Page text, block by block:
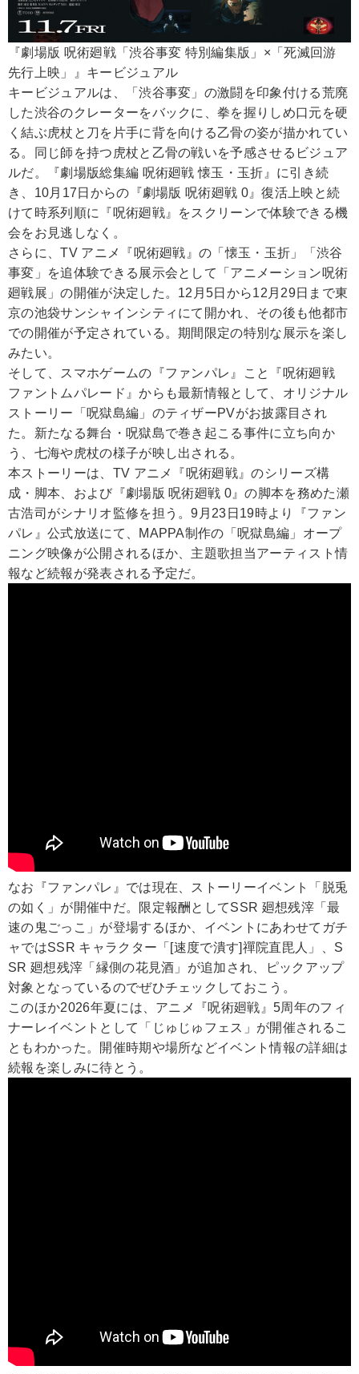
『劇場版 呪術廻戦「渋谷事変 特別編集版」×「死滅回游
先行上映」』キービジュアル
キービジュアルは、「渋谷事変」の激闘を印象付ける荒廃
した渋谷のクレーターをバックに、拳を握りしめ口元を硬
く結ぶ虎杖と刀を片手に背を向ける乙骨の姿が描かれてい
る。同じ師を持つ虎杖と乙骨の戦いを予感させるビジュア
ルだ。『劇場版総集編 呪術廻戦 懐玉・玉折』に引き続
き、10月17日からの『劇場版 呪術廻戦 0』復活上映と続
けて時系列順に『呪術廻戦』をスクリーンで体験できる機
会をお見逃しなく。
さらに、TV アニメ『呪術廻戦』の「懐玉・玉折」「渋谷
事変」を追体験できる展示会として「アニメーション呪術
廻戦展」の開催が決定した。12月5日から12月29日まで東
京の池袋サンシャインシティにて開かれ、その後も他都市
での開催が予定されている。期間限定の特別な展示を楽し
みたい。
そして、スマホゲームの『ファンパレ』こと『呪術廻戦
ファントムパレード』からも最新情報として、オリジナル
ストーリー「呪獄島編」のティザーPVがお披露目され
た。新たなる舞台・呪獄島で巻き起こる事件に立ち向か
う、七海や虎杖の様子が映し出される。
本ストーリーは、TV アニメ『呪術廻戦』のシリーズ構
成・脚本、および『劇場版 呪術廻戦 0』の脚本を務めた瀬
古浩司がシナリオ監修を担う。9月23日19時より『ファン
パレ』公式放送にて、MAPPA制作の「呪獄島編」オープ
ニング映像が公開されるほか、主題歌担当アーティスト情
報など続報が発表される予定だ。
なお『ファンパレ』では現在、ストーリーイベント「脱兎
の如く」が開催中だ。限定報酬としてSSR 廻想残滓「最
速の鬼ごっこ」が登場するほか、イベントにあわせてガチ
ャではSSR キャラクター「[速度で潰す]禪院直毘人」、S
SR 廻想残滓「縁側の花見酒」が追加され、ピックアップ
対象となっているのでぜひチェックしておこう。
このほか2026年夏には、アニメ『呪術廻戦』5周年のフィ
ナーレイベントとして「じゅじゅフェス」が開催されるこ
ともわかった。開催時期や場所などイベント情報の詳細は
続報を楽しみに待とう。